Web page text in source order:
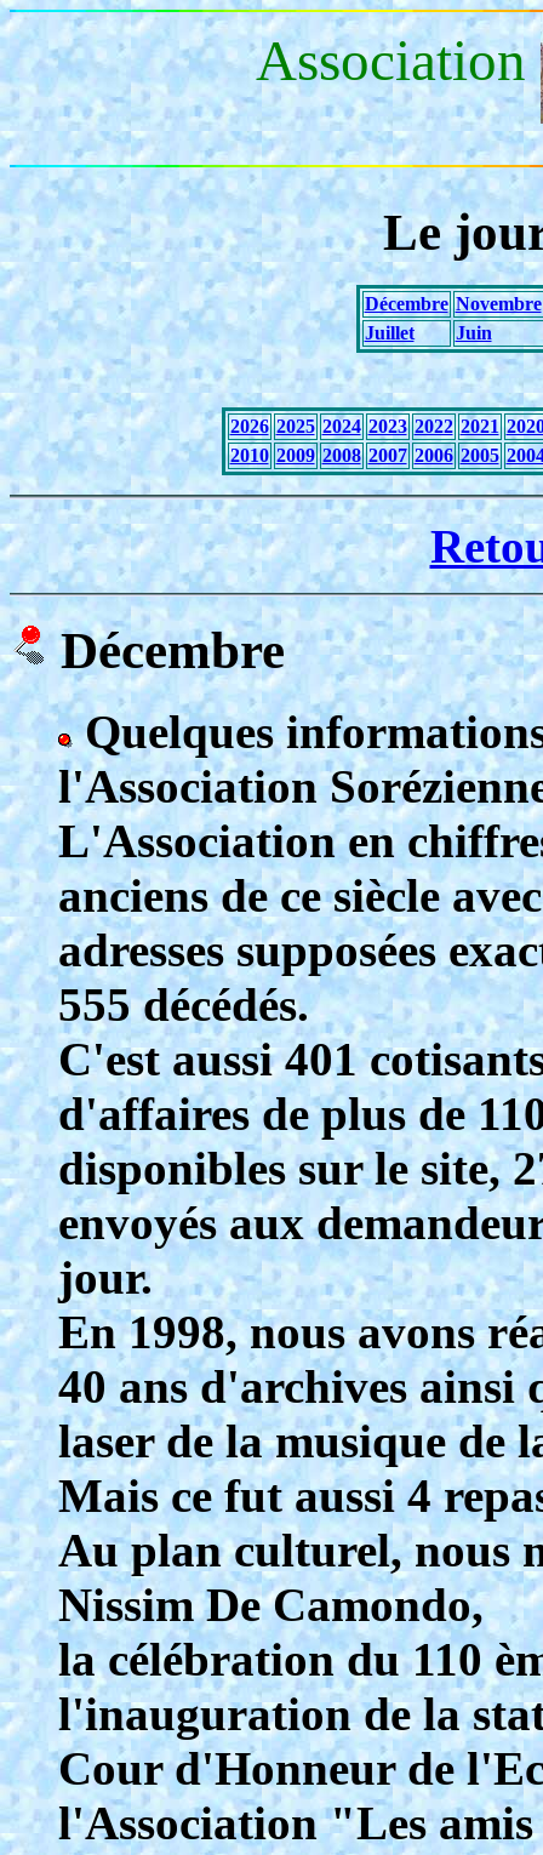
Association
Le
Décembre Novembre
Juillet
Juin
2026 2025 2024 2023 2022 2021
2010 2009 2008 2007 2006 2005
Décembre
Quelques
l'Association
L'Association en
anciens de ce siècle
adresses supposées
555 décédés.
C'est aussi 401
d'affaires de plus de
disponibles sur le site,
envoyés aux
jour.
En 1998, nous avons
40 ans d'archives ainsi
laser de la musique de
Mais ce fut aussi 4
Au plan culturel, nous
Nissim De Camondo,
la célébration du 110
l'inauguration de la
Cour d'Honneur de
l'Association "Les